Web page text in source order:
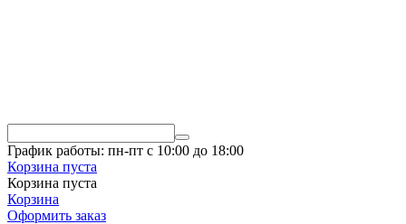
График работы: пн-пт с 10:00 до 18:00
Корзина пуста
Корзина пуста
Корзина
Оформить заказ